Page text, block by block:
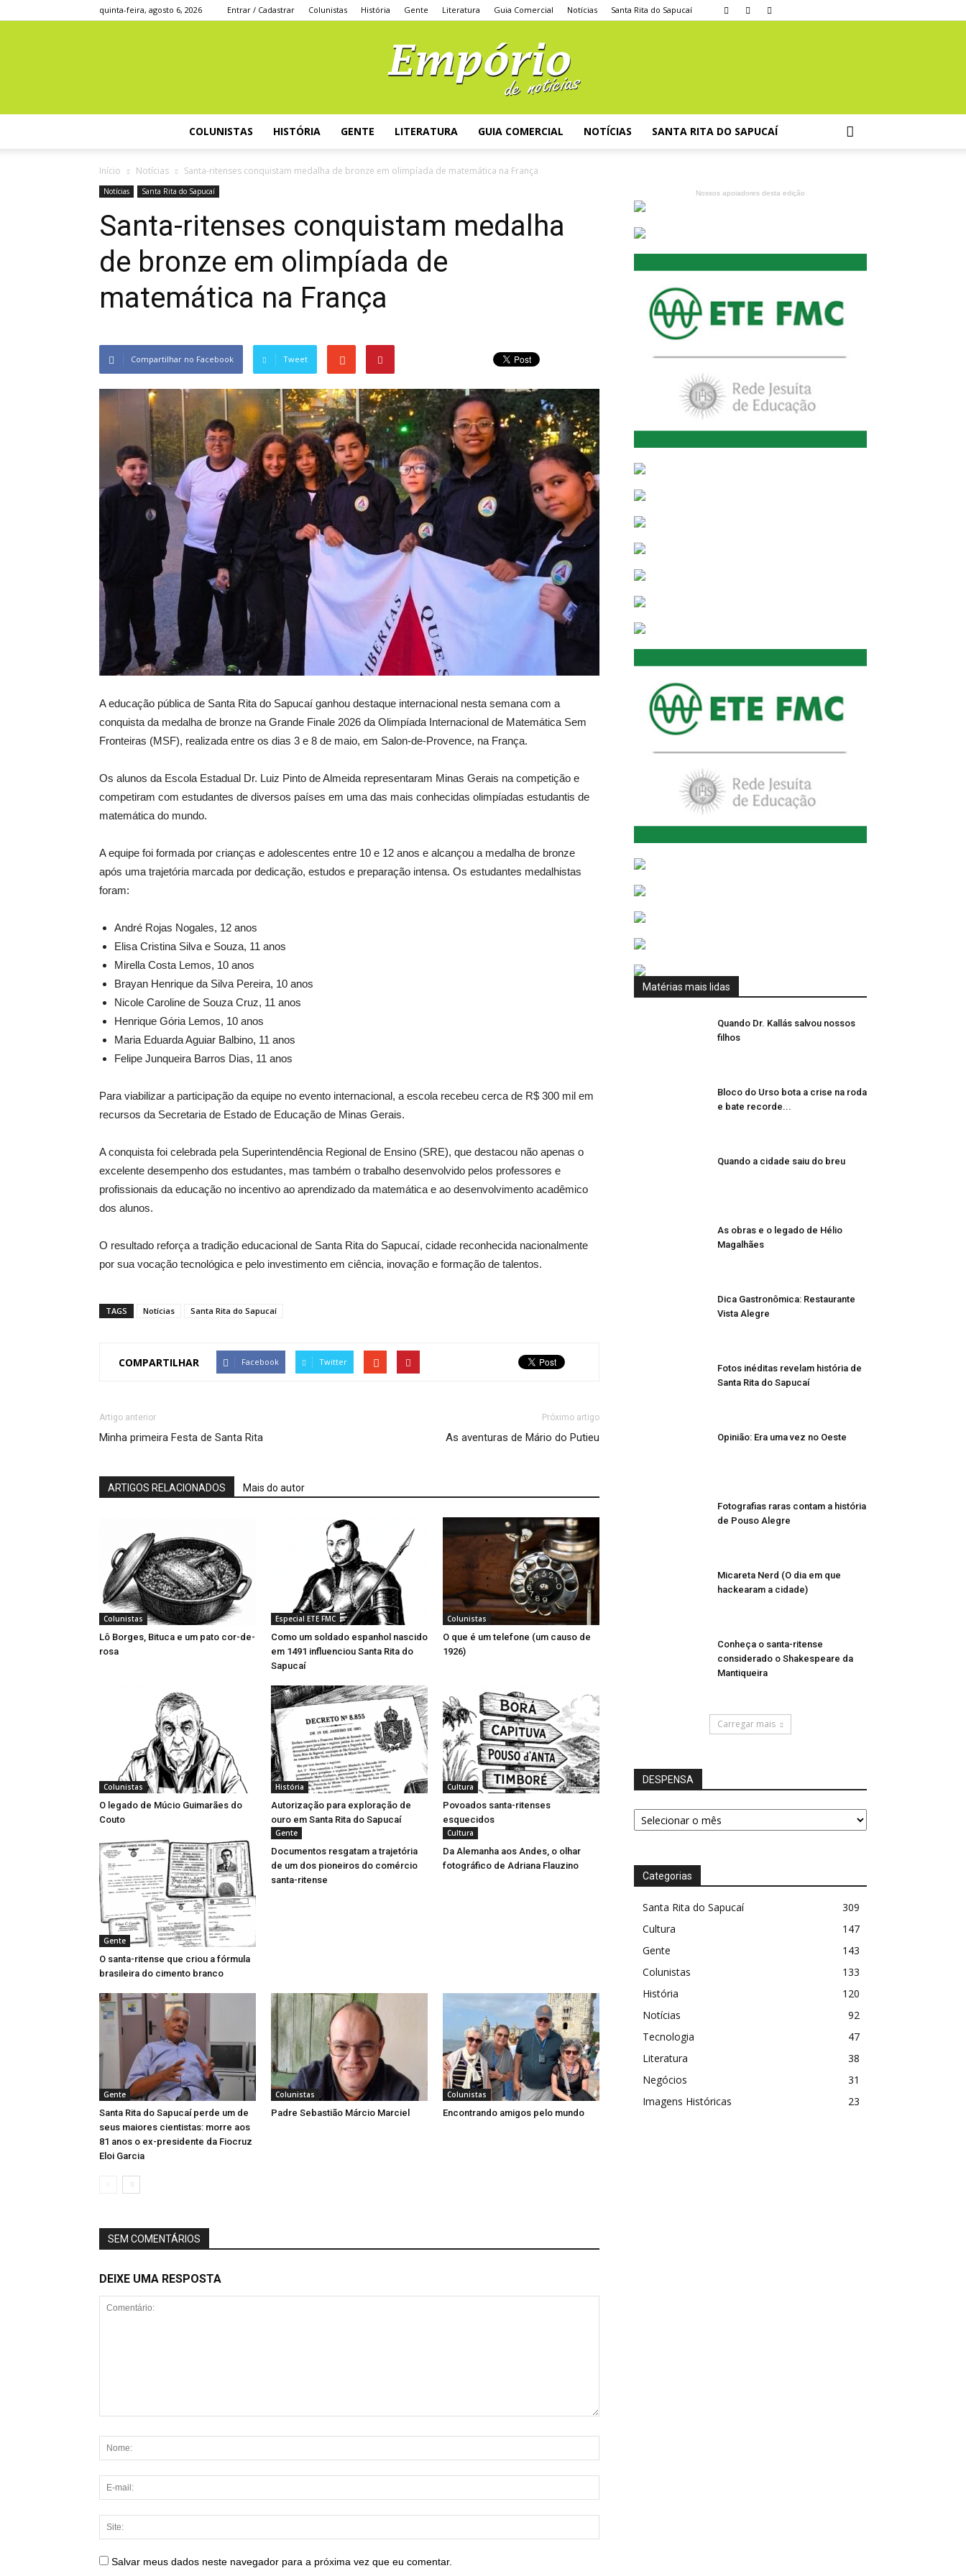
quinta-feira, agosto 6, 2026 Entrar / Cadastrar Colunistas História Gente Literatura Guia Comercial Notícias Santa Rita do Sapucaí
COLUNISTAS HISTÓRIA GENTE LITERATURA GUIA COMERCIAL NOTÍCIAS SANTA RITA DO SAPUCAÍ
Início Notícias Santa-ritenses conquistam medalha de bronze em olimpíada de matemática na França
Notícias Santa Rita do Sapucaí
Santa-ritenses conquistam medalha
de bronze em olimpíada de
matemática na França
Compartilhar no Facebook Tweet
A educação pública de Santa Rita do Sapucaí ganhou destaque internacional nesta semana com a
conquista da medalha de bronze na Grande Finale 2026 da Olimpíada Internacional de Matemática Sem
Fronteiras (MSF), realizada entre os dias 3 e 8 de maio, em Salon-de-Provence, na França.
Os alunos da Escola Estadual Dr. Luiz Pinto de Almeida representaram Minas Gerais na competição e
competiram com estudantes de diversos países em uma das mais conhecidas olimpíadas estudantis de
matemática do mundo.
A equipe foi formada por crianças e adolescentes entre 10 e 12 anos e alcançou a medalha de bronze
após uma trajetória marcada por dedicação, estudos e preparação intensa. Os estudantes medalhistas
foram:
André Rojas Nogales, 12 anos
Elisa Cristina Silva e Souza, 11 anos
Mirella Costa Lemos, 10 anos
Brayan Henrique da Silva Pereira, 10 anos
Nicole Caroline de Souza Cruz, 11 anos
Henrique Gória Lemos, 10 anos
Maria Eduarda Aguiar Balbino, 11 anos
Felipe Junqueira Barros Dias, 11 anos
Para viabilizar a participação da equipe no evento internacional, a escola recebeu cerca de R$ 300 mil em
recursos da Secretaria de Estado de Educação de Minas Gerais.
A conquista foi celebrada pela Superintendência Regional de Ensino (SRE), que destacou não apenas o
excelente desempenho dos estudantes, mas também o trabalho desenvolvido pelos professores e
profissionais da educação no incentivo ao aprendizado da matemática e ao desenvolvimento acadêmico
dos alunos.
O resultado reforça a tradição educacional de Santa Rita do Sapucaí, cidade reconhecida nacionalmente
por sua vocação tecnológica e pelo investimento em ciência, inovação e formação de talentos.
TAGS Notícias Santa Rita do Sapucaí
COMPARTILHAR Facebook Twitter
Artigo anterior
Minha primeira Festa de Santa Rita
Próximo artigo
As aventuras de Mário do Putieu
ARTIGOS RELACIONADOS Mais do autor
Colunistas
Lô Borges, Bituca e um pato cor-de-
rosa
Especial ETE FMC
Como um soldado espanhol nascido
em 1491 influenciou Santa Rita do
Sapucaí
Colunistas
O que é um telefone (um causo de
1926)
Colunistas
O legado de Múcio Guimarães do
Couto
História
Autorização para exploração de
ouro em Santa Rita do Sapucaí
Cultura
Povoados santa-ritenses
esquecidos
Gente
O santa-ritense que criou a fórmula
brasileira do cimento branco
Gente
Documentos resgatam a trajetória
de um dos pioneiros do comércio
santa-ritense
Cultura
Da Alemanha aos Andes, o olhar
fotográfico de Adriana Flauzino
Gente
Santa Rita do Sapucaí perde um de
seus maiores cientistas: morre aos
81 anos o ex-presidente da Fiocruz
Eloi Garcia
Colunistas
Padre Sebastião Márcio Marciel
Colunistas
Encontrando amigos pelo mundo
SEM COMENTÁRIOS
DEIXE UMA RESPOSTA
Salvar meus dados neste navegador para a próxima vez que eu comentar.
Nossos apoiadores desta edição
Matérias mais lidas
Quando Dr. Kallás salvou nossos
filhos
Bloco do Urso bota a crise na roda
e bate recorde...
Quando a cidade saiu do breu
As obras e o legado de Hélio
Magalhães
Dica Gastronômica: Restaurante
Vista Alegre
Fotos inéditas revelam história de
Santa Rita do Sapucaí
Opinião: Era uma vez no Oeste
Fotografias raras contam a história
de Pouso Alegre
Micareta Nerd (O dia em que
hackearam a cidade)
Conheça o santa-ritense
considerado o Shakespeare da
Mantiqueira
Carregar mais
DESPENSA
DESPENSA
Categorias
Santa Rita do Sapucaí
309
Cultura
147
Gente
143
Colunistas
133
História
120
Notícias
92
Tecnologia
47
Literatura
38
Negócios
31
Imagens Históricas
23